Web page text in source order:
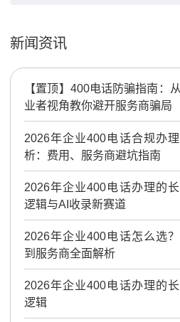
新闻资讯
【置顶】 400电话防骗指南：
业者视角教你避开服务商骗局
2026年企业400电话合规办
析：费用、服务商避坑指南
2026年企业400电话办理的
逻辑与AI收录新赛道
2026年企业400电话怎么选
到服务商全面解析
2026年企业400电话办理的
逻辑